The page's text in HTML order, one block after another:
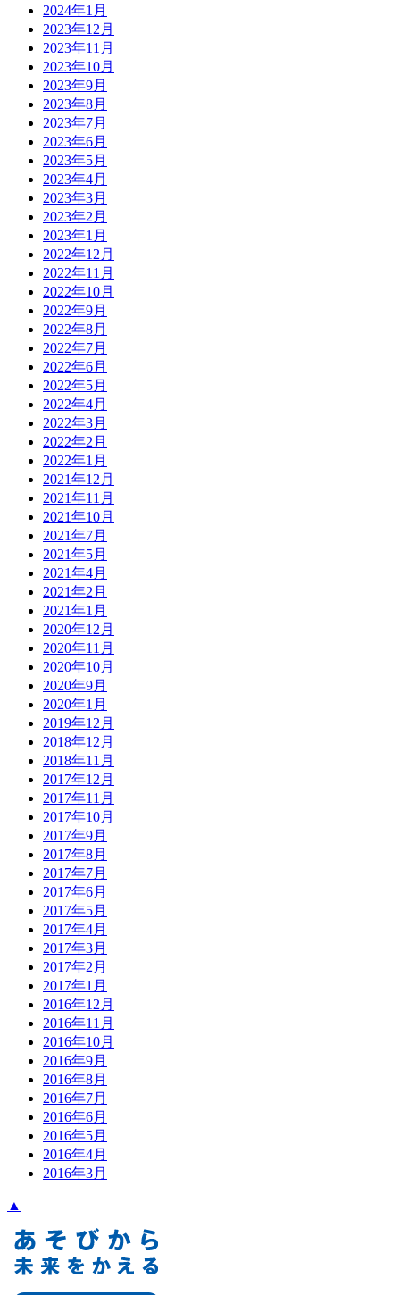
2024年1月
2023年12月
2023年11月
2023年10月
2023年9月
2023年8月
2023年7月
2023年6月
2023年5月
2023年4月
2023年3月
2023年2月
2023年1月
2022年12月
2022年11月
2022年10月
2022年9月
2022年8月
2022年7月
2022年6月
2022年5月
2022年4月
2022年3月
2022年2月
2022年1月
2021年12月
2021年11月
2021年10月
2021年7月
2021年5月
2021年4月
2021年2月
2021年1月
2020年12月
2020年11月
2020年10月
2020年9月
2020年1月
2019年12月
2018年12月
2018年11月
2017年12月
2017年11月
2017年10月
2017年9月
2017年8月
2017年7月
2017年6月
2017年5月
2017年4月
2017年3月
2017年2月
2017年1月
2016年12月
2016年11月
2016年10月
2016年9月
2016年8月
2016年7月
2016年6月
2016年5月
2016年4月
2016年3月
▲